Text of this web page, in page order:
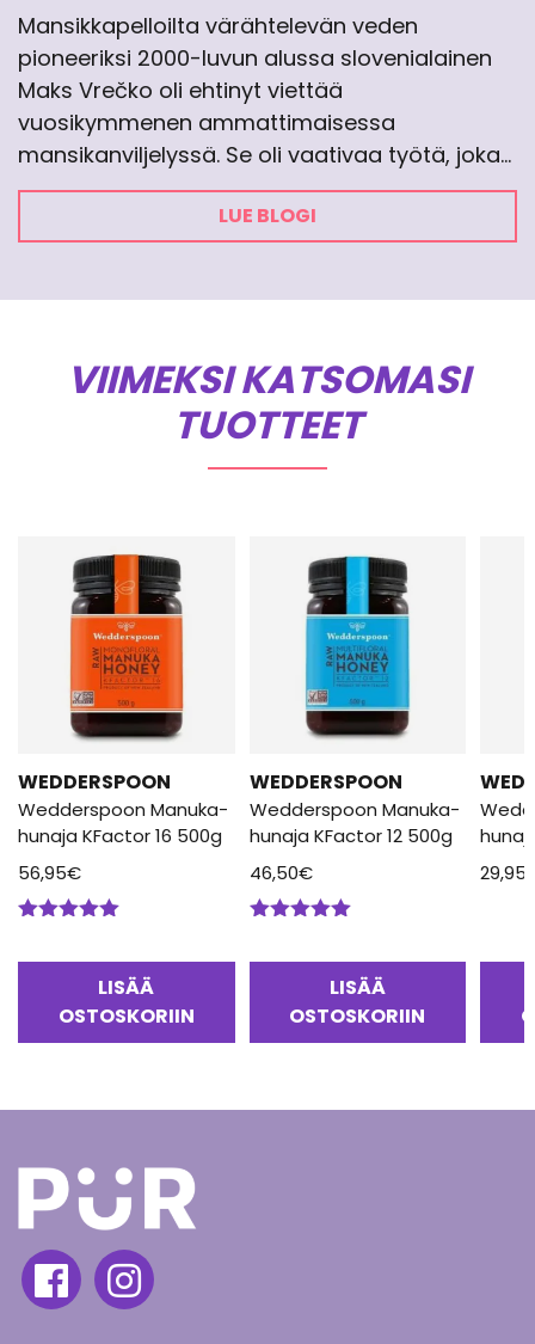
Mansikkapelloilta värähtelevän veden
pioneeriksi 2000-luvun alussa slovenialainen
Maks Vrečko oli ehtinyt viettää
vuosikymmenen ammattimaisessa
mansikanviljelyssä. Se oli vaativaa työtä, joka…
LUE BLOGI
VIIMEKSI KATSOMASI
TUOTTEET
WEDDERSPOON
Wedderspoon Manuka-
hunaja KFactor 16 500g
56,95€
LISÄÄ
OSTOSKORIIN
WEDDERSPOON
Wedderspoon Manuka-
hunaja KFactor 12 500g
46,50€
LISÄÄ
OSTOSKORIIN
29,95